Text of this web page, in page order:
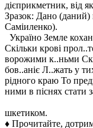
дієприкметник, від
Зразок: Дано
Саміиленко).
Україно Земле
Скільки крові
ворожими к..ньми
бов..аніє Л..жать у
рідного краю То
ними в піснях стати
За
шкетиком.
♦ Прочитайте,